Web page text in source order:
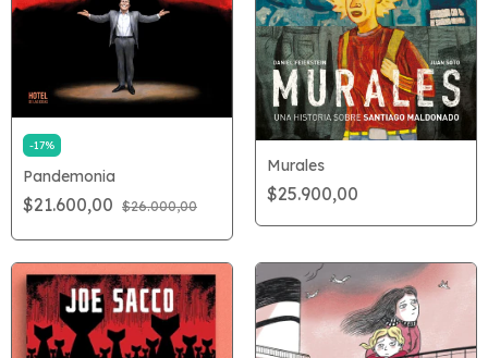
-17%
Pandemonia
$21.600,00 $26.000,00
Murales
$25.900,00